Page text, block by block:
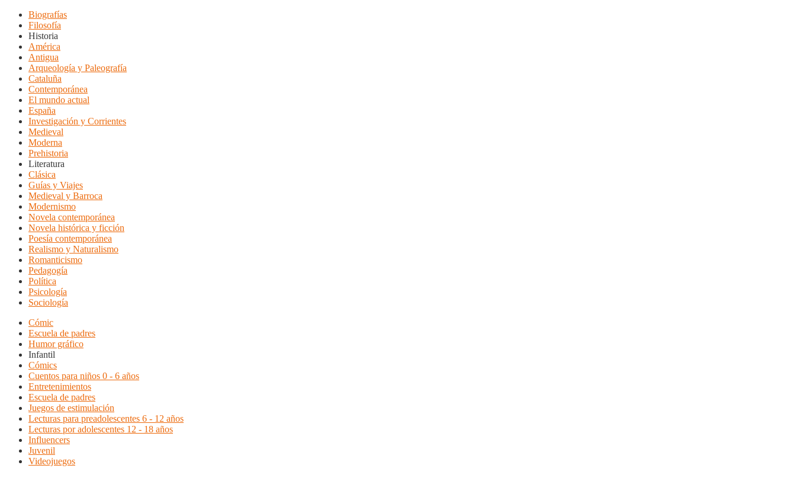
Biografías
Filosofía
Historia
América
Antigua
Arqueología y Paleografía
Cataluña
Contemporánea
El mundo actual
España
Investigación y Corrientes
Medieval
Moderna
Prehistoria
Literatura
Clásica
Guías y Viajes
Medieval y Barroca
Modernismo
Novela contemporánea
Novela histórica y ficción
Poesía contemporánea
Realismo y Naturalismo
Romanticismo
Pedagogía
Política
Psicología
Sociología
Cómic
Escuela de padres
Humor gráfico
Infantil
Cómics
Cuentos para niños 0 - 6 años
Entretenimientos
Escuela de padres
Juegos de estimulación
Lecturas para preadolescentes 6 - 12 años
Lecturas por adolescentes 12 - 18 años
Influencers
Juvenil
Videojuegos